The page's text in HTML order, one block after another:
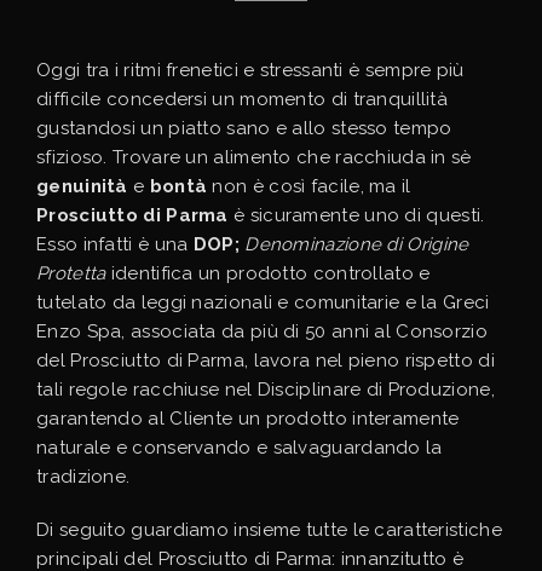
Oggi tra i ritmi frenetici e stressanti è sempre più
difficile concedersi un momento di tranquillità
gustandosi un piatto sano e allo stesso tempo
sfizioso. Trovare un alimento che racchiuda in sè
genuinità e bontà non è così facile, ma il
Prosciutto di Parma è sicuramente uno di questi.
Esso infatti è una DOP; Denominazione di Origine
Protetta identifica un prodotto controllato e
tutelato da leggi nazionali e comunitarie e la Greci
Enzo Spa, associata da più di 50 anni al Consorzio
del Prosciutto di Parma, lavora nel pieno rispetto di
tali regole racchiuse nel Disciplinare di Produzione,
garantendo al Cliente un prodotto interamente
naturale e conservando e salvaguardando la
tradizione.
Di seguito guardiamo insieme tutte le caratteristiche
principali del Prosciutto di Parma: innanzitutto è